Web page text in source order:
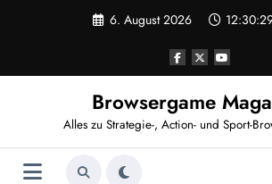
6. August 2026
Browsergame
Alles zu Strategie-, Action- und Sport-